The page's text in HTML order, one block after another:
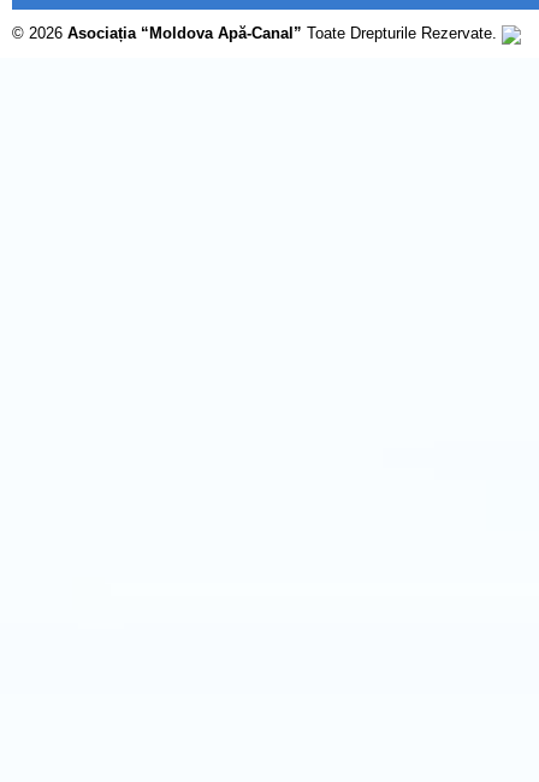
© 2026 Asociația “Moldova Apă-Canal” Toate Drepturile Rezervate.